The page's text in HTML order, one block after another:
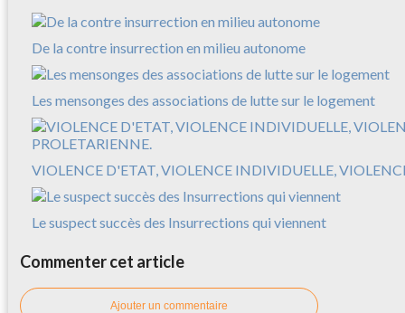
De la contre insurrection en milieu autonome
Les mensonges des associations de lutte sur le logement
VIOLENCE D'ETAT, VIOLENCE INDIVIDUELLE,
Le suspect succès des Insurrections qui viennent
Commenter cet article
Ajouter un commentaire